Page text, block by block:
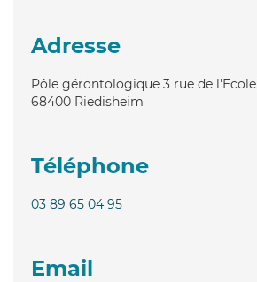
Adresse
Pôle gérontologique 3 rue de l'Ecole
68400 Riedisheim
Téléphone
03 89 65 04 95
Email